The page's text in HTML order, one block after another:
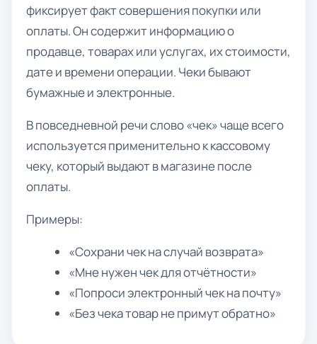
фиксирует факт совершения покупки или
оплаты. Он содержит информацию о
продавце, товарах или услугах, их стоимости,
дате и времени операции. Чеки бывают
бумажные и электронные.
В повседневной речи слово «чек» чаще всего
используется применительно к кассовому
чеку, который выдают в магазине после
оплаты.
Примеры:
«Сохрани чек на случай возврата»
«Мне нужен чек для отчётности»
«Попроси электронный чек на почту»
«Без чека товар не примут обратно»